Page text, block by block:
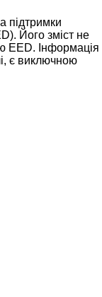
підтримки
Його зміст не
EED. Інформація
є виключною